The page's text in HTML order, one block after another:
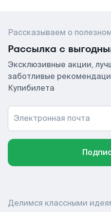
Рассказываем о
Рассылка с
Эксклюзивные акции,
заботливые
Купибилета
Электронная почта
Делимся классными